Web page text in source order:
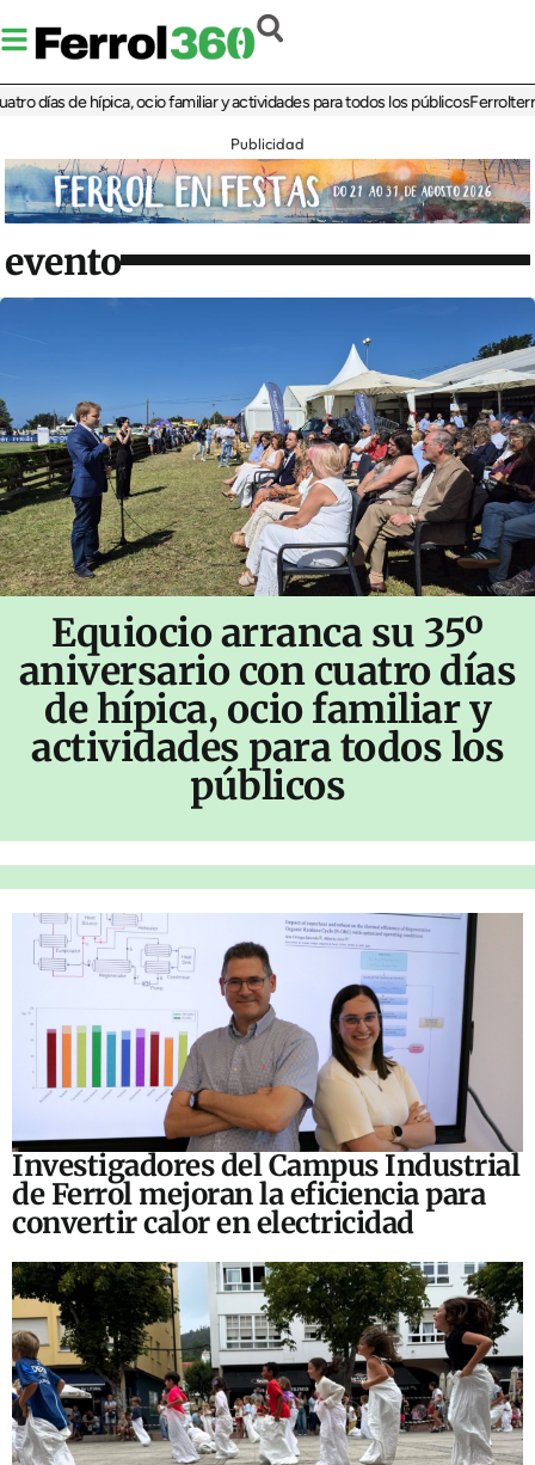
de hípica, ocio familiar y actividades para todos los públicosFerrolterra
Publicidad
evento
Equiocio arranca su 35º
aniversario con cuatro días
de hípica, ocio familiar y
actividades para todos los
públicos
Investigadores del Campus Industrial
de Ferrol mejoran la eficiencia para
convertir calor en electricidad